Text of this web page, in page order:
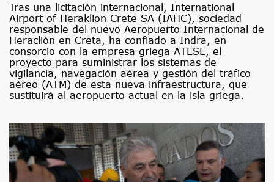
Tras una licitación internacional, International
Airport of Heraklion Crete SA (IAHC), sociedad
responsable del nuevo Aeropuerto Internacional de
Heraclión en Creta, ha confiado a Indra, en
consorcio con la empresa griega ATESE, el
proyecto para suministrar los sistemas de
vigilancia, navegación aérea y gestión del tráfico
aéreo (ATM) de esta nueva infraestructura, que
sustituirá al aeropuerto actual en la isla griega.